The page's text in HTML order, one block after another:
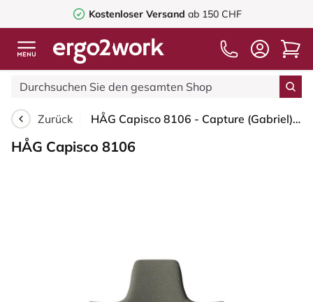
Kostenloser Versand ab 150 CHF
Zurück HÅG Capisco 8106 - Capture (Gabriel) - Wolle / Polyamid - CPT4401 - Warm grey - Silber - 265 mm (Sitzhöhe 53-79cm) - Bodengleiter
HÅG Capisco 8106